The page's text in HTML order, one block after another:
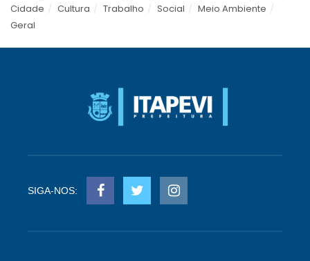
Cidade
Cultura Trabalho Social
Meio Ambiente
Geral
SIGA-NOS: